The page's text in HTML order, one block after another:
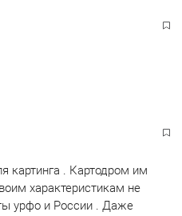
картинга . Картодром им
характеристикам не
урфо и России . Даже